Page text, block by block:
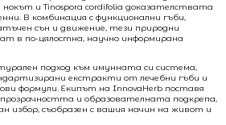
и Tinospora cordifolia доказателствата
В комбинация с функционални гъби,
сън и движение, тези природни
в по-цялостна, научно информирана
подход към имунната си система,
екстракти от лечебни гъби и
формули. Екипът на InnovaHerb поставя
и образователната подкрепа,
избор, съобразен с вашия начин на живот и